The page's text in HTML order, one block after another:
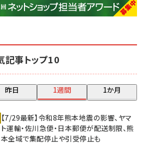
base (1079)
記事トップ10
昨日 1週間 1か月
【7/29最新】令和8年熊本地震の影響、ヤマ
ト運輸・佐川急便・日本郵便が配送制限、熊
本全域で集配停止や引受停止も